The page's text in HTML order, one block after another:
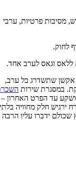
מסיבות פרטיות, ערבי
וגאס לערב אחד.
שתשדרג כל ערב,
במסגרת שירותהשכרת
עד הפרט האחרון –
חלק מחוויה בלתי
ידברו עליו הרבה